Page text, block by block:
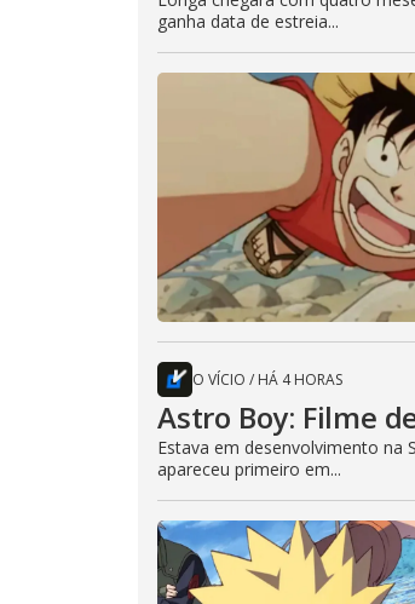
ganha data de estreia...
O VÍCIO / HÁ 4 HORAS
Astro Boy: Filme
Estava em desenvolvimento na
apareceu primeiro em...